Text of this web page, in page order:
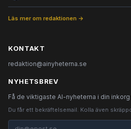
Läs mer om redaktionen →
KONTAKT
redaktion@ainyheterna.se
NYHETSBREV
Få de viktigaste AI-nyheterna i din
Du får ett bekräftelsemail. Kolla även